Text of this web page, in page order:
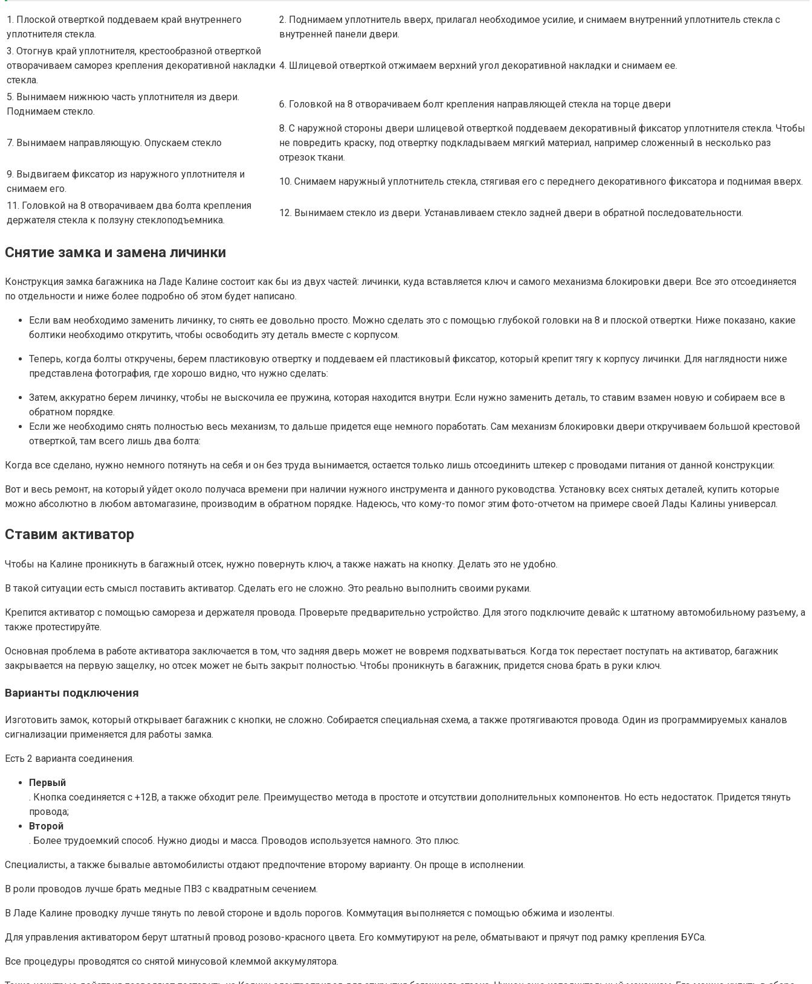
1. Плоской отверткой поддеваем край внутреннего
уплотнителя стекла.
2. Поднимаем уплотнитель вверх, прилагал необходимое усилие, и снимаем внутренний уплотнитель стекла с
внутренней панели двери.
3. Отогнув край уплотнителя, крестообразной отверткой
отворачиваем саморез крепления декоративной накладки
стекла.
4. Шлицевой отверткой отжимаем верхний угол декоративной накладки и снимаем ее.
5. Вынимаем нижнюю часть уплотнителя из двери.
Поднимаем стекло.
6. Головкой на 8 отворачиваем болт крепления направляющей стекла на торце двери
7. Вынимаем направляющую. Опускаем стекло
8. С наружной стороны двери шлицевой отверткой поддеваем декоративный фиксатор уплотнителя стекла. Чтобы
не повредить краску, под отвертку подкладываем мягкий материал, например сложенный в несколько раз
отрезок ткани.
9. Выдвигаем фиксатор из наружного уплотнителя и
снимаем его.
10. Снимаем наружный уплотнитель стекла, стягивая его с переднего декоративного фиксатора и поднимая вверх.
11. Головкой на 8 отворачиваем два болта крепления
держателя стекла к ползуну стеклоподъемника.
12. Вынимаем стекло из двери. Устанавливаем стекло задней двери в обратной последовательности.
Снятие замка и замена личинки
Конструкция замка багажника на Ладе Калине состоит как бы из двух частей: личинки, куда вставляется ключ и самого механизма блокировки двери. Все это отсоединяется
по отдельности и ниже более подробно об этом будет написано.
Если вам необходимо заменить личинку, то снять ее довольно просто. Можно сделать это с помощью глубокой головки на 8 и плоской отвертки. Ниже показано, какие
болтики необходимо открутить, чтобы освободить эту деталь вместе с корпусом.
Теперь, когда болты откручены, берем пластиковую отвертку и поддеваем ей пластиковый фиксатор, который крепит тягу к корпусу личинки. Для наглядности ниже
представлена фотография, где хорошо видно, что нужно сделать:
Затем, аккуратно берем личинку, чтобы не выскочила ее пружина, которая находится внутри. Если нужно заменить деталь, то ставим взамен новую и собираем все в
обратном порядке.
Если же необходимо снять полностью весь механизм, то дальше придется еще немного поработать. Сам механизм блокировки двери откручиваем большой крестовой
отверткой, там всего лишь два болта:
Когда все сделано, нужно немного потянуть на себя и он без труда вынимается, остается только лишь отсоединить штекер с проводами питания от данной конструкции:
Вот и весь ремонт, на который уйдет около получаса времени при наличии нужного инструмента и данного руководства. Установку всех снятых деталей, купить которые
можно абсолютно в любом автомагазине, производим в обратном порядке. Надеюсь, что кому-то помог этим фото-отчетом на примере своей Лады Калины универсал.
Ставим активатор
Чтобы на Калине проникнуть в багажный отсек, нужно повернуть ключ, а также нажать на кнопку. Делать это не удобно.
В такой ситуации есть смысл поставить активатор. Сделать его не сложно. Это реально выполнить своими руками.
Крепится активатор с помощью самореза и держателя провода. Проверьте предварительно устройство. Для этого подключите девайс к штатному автомобильному разъему, а
также протестируйте.
Основная проблема в работе активатора заключается в том, что задняя дверь может не вовремя подхватываться. Когда ток перестает поступать на активатор, багажник
закрывается на первую защелку, но отсек может не быть закрыт полностью. Чтобы проникнуть в багажник, придется снова брать в руки ключ.
Варианты подключения
Изготовить замок, который открывает багажник с кнопки, не сложно. Собирается специальная схема, а также протягиваются провода. Один из программируемых каналов
сигнализации применяется для работы замка.
Есть 2 варианта соединения.
Первый
. Кнопка соединяется с +12В, а также обходит реле. Преимущество метода в простоте и отсутствии дополнительных компонентов. Но есть недостаток. Придется тянуть
провода;
Второй
. Более трудоемкий способ. Нужно диоды и масса. Проводов используется намного. Это плюс.
Специалисты, а также бывалые автомобилисты отдают предпочтение второму варианту. Он проще в исполнении.
В роли проводов лучше брать медные ПВ3 с квадратным сечением.
В Ладе Калине проводку лучше тянуть по левой стороне и вдоль порогов. Коммутация выполняется с помощью обжима и изоленты.
Для управления активатором берут штатный провод розово-красного цвета. Его коммутируют на реле, обматывают и прячут под рамку крепления БУСа.
Все процедуры проводятся со снятой минусовой клеммой аккумулятора.